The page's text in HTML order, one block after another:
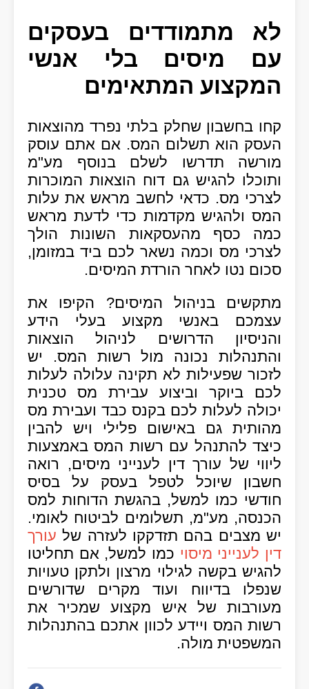
לא מתמודדים בעסקים
עם מיסים בלי אנשי
המקצוע המתאימים
קחו בחשבון שחלק בלתי נפרד מהוצאות
העסק הוא תשלום המס. אם אתם עוסק
מורשה תדרשו לשלם בנוסף מע"מ
ותוכלו להגיש גם דוח הוצאות המוכרות
לצרכי מס. כדאי לחשב מראש את עלות
המס ולהגיש מקדמות כדי לדעת מראש
כמה כסף מהעסקאות השונות הולך
לצרכי מס וכמה נשאר לכם ביד במזומן,
סכום נטו לאחר הורדת המיסים.
מתקשים בניהול המיסים? הקיפו את
עצמכם באנשי מקצוע בעלי הידע
והניסיון הדרושים לניהול הוצאות
והתנהלות נכונה מול רשות המס. יש
לזכור שפעילות לא תקינה עלולה לעלות
לכם ביוקר וביצוע עבירת מס טכנית
יכולה לעלות לכם בקנס כבד ועבירת מס
מהותית גם באישום פלילי ויש להבין
כיצד להתנהל עם רשות המס באמצעות
ליווי של עורך דין לענייני מיסים, רואה
חשבון שיוכל לטפל בעסק על בסיס
חודשי כמו למשל, בהגשת הדוחות למס
הכנסה, מע"מ, תשלומים לביטוח לאומי.
יש מצבים בהם תזדקקו לעזרה של עורך
דין לענייני מיסוי כמו למשל, אם תחליטו
להגיש בקשה לגילוי מרצון ולתקן טעויות
שנפלו בדיווח ועוד מקרים שדורשים
מעורבות של איש מקצוע שמכיר את
רשות המס ויידע לכוון אתכם בהתנהלות
המשפטית מולה.